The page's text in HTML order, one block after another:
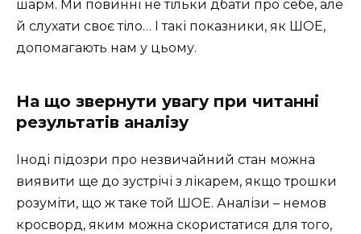
шарм. Ми повинні не тільки дбати про себе, але
й слухати своє тіло… І такі показники, як ШОЕ,
допомагають нам у цьому.
На що звернути увагу при читанні
результатів аналізу
Іноді підозри про незвичайний стан можна
виявити ще до зустрічі з лікарем, якщо трошки
розуміти, що ж таке той ШОЕ. Аналізи – немов
кросворд, яким можна скористатися для того,